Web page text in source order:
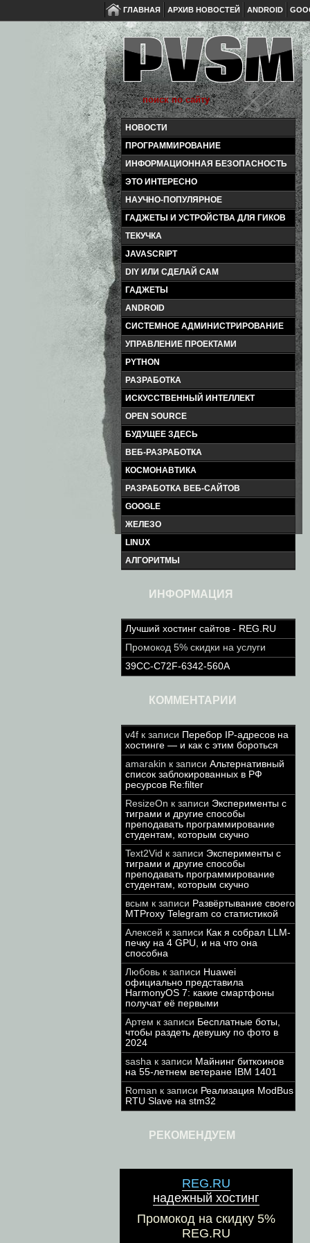
ГЛАВНАЯ АРХИВ НОВОСТЕЙ ANDROID
НОВОСТИ
ПРОГРАММИРОВАНИЕ
ИНФОРМАЦИОННАЯ БЕЗОПАСНОСТЬ
ЭТО ИНТЕРЕСНО
НАУЧНО-ПОПУЛЯРНОЕ
ГАДЖЕТЫ И УСТРОЙСТВА ДЛЯ ГИКОВ
ТЕКУЧКА
JAVASCRIPT
DIY ИЛИ СДЕЛАЙ САМ
ГАДЖЕТЫ
ANDROID
СИСТЕМНОЕ АДМИНИСТРИРОВАНИЕ
УПРАВЛЕНИЕ ПРОЕКТАМИ
PYTHON
РАЗРАБОТКА
ИСКУССТВЕННЫЙ ИНТЕЛЛЕКТ
OPEN SOURCE
БУДУЩЕЕ ЗДЕСЬ
ВЕБ-РАЗРАБОТКА
КОСМОНАВТИКА
РАЗРАБОТКА ВЕБ-САЙТОВ
GOOGLE
ЖЕЛЕЗО
LINUX
АЛГОРИТМЫ
ИНФОРМАЦИЯ
Лучший хостинг сайтов - REG.RU
Промокод 5% скидки на услуги
39CC-C72F-6342-560A
КОММЕНТАРИИ
v4f к записи Перебор IP-адресов на
хостинге — и как с этим бороться
amarakin к записи Альтернативный
список заблокированных в РФ
ресурсов Re:filter
ResizeOn к записи Эксперименты с
тиграми и другие способы
преподавать программирование
студентам, которым скучно
Text2Vid к записи Эксперименты с
тиграми и другие способы
преподавать программирование
студентам, которым скучно
всым к записи Развёртывание своего
MTProxy Telegram со статистикой
Алексей к записи Как я собрал LLM-
печку на 4 GPU, и на что она
способна
Любовь к записи Huawei
официально представила
HarmonyOS 7: какие смартфоны
получат её первыми
Артем к записи Бесплатные боты,
чтобы раздеть девушку по фото в
2024
sasha к записи Майнинг биткоинов
на 55-летнем ветеране IBM 1401
Roman к записи Реализация ModBus
RTU Slave на stm32
РЕКОМЕНДУЕМ
REG.RU
надежный хостинг
Промокод на скидку 5%
REG.RU